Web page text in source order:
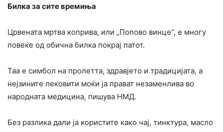
Билка за сите времиња
Црвената мртва коприва, или „Попово винце“, е многу
повеќе од обична билка покрај патот.
Таа е симбол на пролетта, здравјето и традицијата, а
нејзините лековити моќи ја прават незаменлива во
народната медицина, пишува НМД.
Без разлика дали ја користите како чај, тинктура, масло